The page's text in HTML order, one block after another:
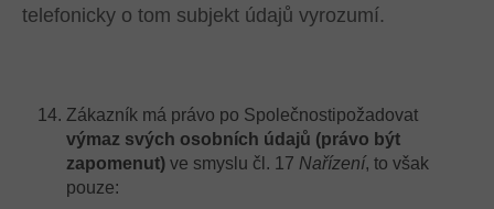
telefonicky o tom subjekt údajů vyrozumí.
Zákazník má právo po Společnostipožadovat
výmaz svých osobních údajů (právo být
zapomenut) ve smyslu čl. 17 Nařízení, to však
pouze: